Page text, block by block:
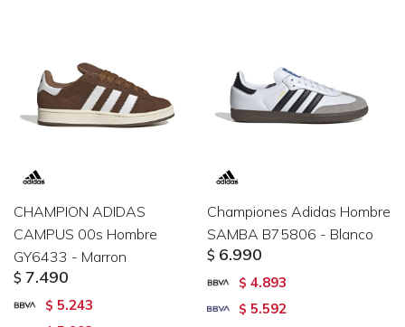
CHAMPION ADIDAS
CAMPUS 00s Hombre
GY6433 - Marron
$ 7.490
$ 5.243
Championes Adidas Hombre
SAMBA B75806 - Blanco
$ 6.990
$ 4.893
$ 5.592